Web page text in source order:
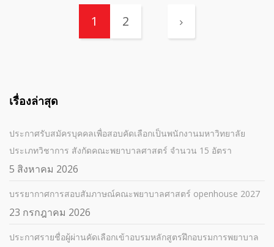
1 2
เรื่องล่าสุด
ประกาศรับสมัครบุคคลเพื่อสอบคัดเลือกเป็นพนักงานมหาวิทยาลัย
ประเภทวิชาการ สังกัดคณะพยาบาลศาสตร์ จำนวน 15 อัตรา
5 สิงหาคม 2026
บรรยากาศการสอบสัมภาษณ์คณะพยาบาลศาสตร์ openhouse 2027
23 กรกฎาคม 2026
ประกาศรายชื่อผู้ผ่านคัดเลือกเข้าอบรมหลักสูตรฝึกอบรมการพยาบาล